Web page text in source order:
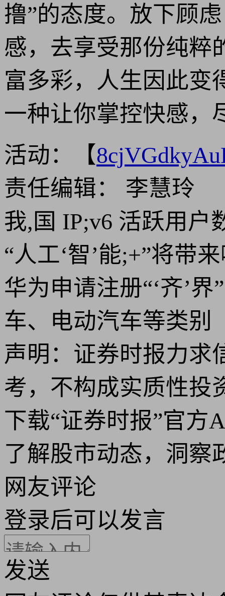
撸”的态度。放下顾
感，去享受那份纯粹
富多彩，人生因此变
一种让你掌控快感，
活动：【
责任编辑： 李慧玲
我,国 IP;v6 活跃用户
“人工‘智’能;+”将带
华为申请注册“‘齐’
车、电动汽车等类别
声明：证券时报力求
考，不构成实质性投
下载“证券时报”官方
了解股市动态，洞察
网友评论
登录后可以发言
发送